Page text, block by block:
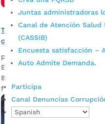
Juntas administradoras
Canal de Atención Salud
(CASSIB)
Encuesta satisfacción –
Auto Admite Demanda.
Participa
Canal Denuncias
Tercera Radiotón LA
desamparados
por
El próximo viernes 12 de
Bonita de Colombia, el
fuerte por nuestros peluditos...